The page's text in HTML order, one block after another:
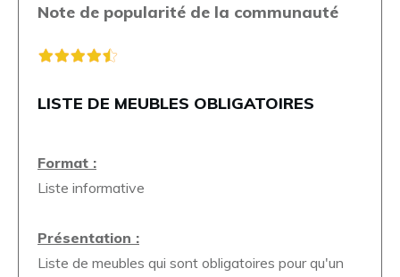
Note de popularité de la communauté
LISTE DE MEUBLES OBLIGATOIRES
Format :
Liste informative
Présentation :
Liste de meubles qui sont obligatoires pour qu'un